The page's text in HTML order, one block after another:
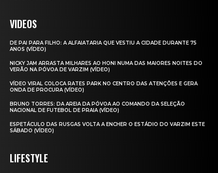
VIDEOS
DE PAI PARA FILHO: A ALFAIATARIA QUE VESTIU A CIDADE DURANTE 75
ANOS (VÍDEO)
NICKY JAM ARRASTA MILHARES AO HONI NUMA DAS MAIORES NOITES DO
VERÃO NA PÓVOA DE VARZIM (VÍDEO)
VÍDEO VIRAL COLOCA RATES PARK NO CENTRO DAS ATENÇÕES E GERA
ONDA DE PROCURA (VÍDEO)
BRUNO TORRES: DA AREIA DA PÓVOA AO COMANDO DA SELEÇÃO
NACIONAL DE FUTEBOL DE PRAIA (VÍDEO)
ESPETÁCULO DAS RUSGAS VOLTA A ENCHER O ESTÁDIO DO VARZIM ESTE
SÁBADO (VÍDEO)
LIFESTYLE